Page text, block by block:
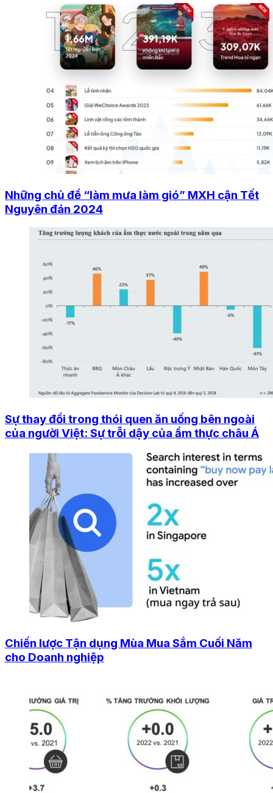
Những chủ đề “làm mưa làm gió” MXH cận Tết
Nguyên đán 2024
Sự thay đổi trong thói quen ăn uống bên ngoài
của người Việt: Sự trỗi dậy của ẩm thực châu Á
Chiến lược Tận dụng Mùa Mua Sắm Cuối Năm
cho Doanh nghiệp